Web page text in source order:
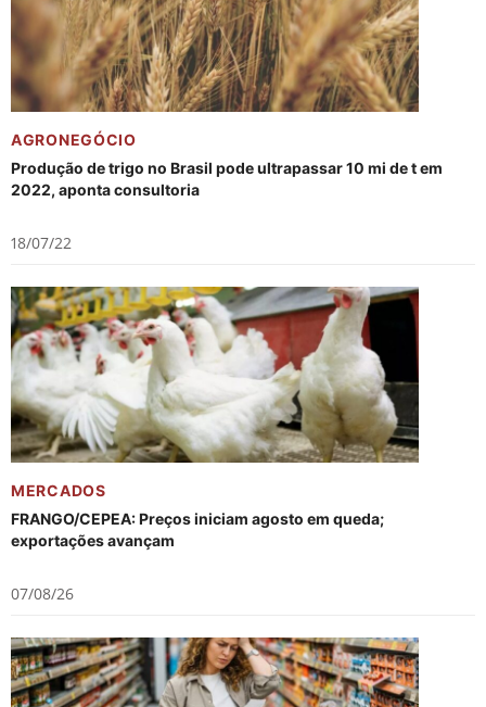
AGRONEGÓCIO
Produção de trigo no Brasil pode ultrapassar 10 mi de t em
2022, aponta consultoria
18/07/22
MERCADOS
FRANGO/CEPEA: Preços iniciam agosto em queda;
exportações avançam
07/08/26